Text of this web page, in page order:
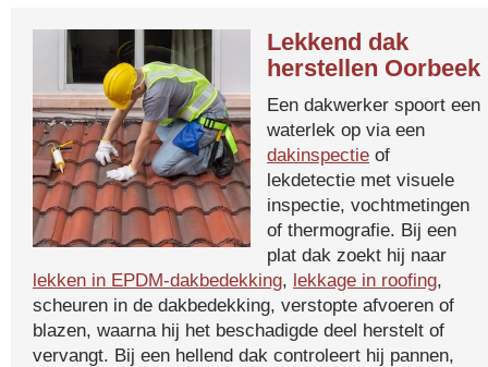
Lekkend dak
herstellen Oorbeek
Een dakwerker spoort een
waterlek op via een
dakinspectie of
lekdetectie met visuele
inspectie, vochtmetingen
of thermografie. Bij een
plat dak zoekt hij naar
lekken in EPDM-dakbedekking, lekkage in roofing,
scheuren in de dakbedekking, verstopte afvoeren of
blazen, waarna hij het beschadigde deel herstelt of
vervangt. Bij een hellend dak controleert hij pannen,